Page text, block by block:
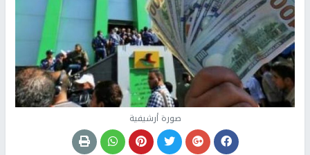
صورة أرشيفية